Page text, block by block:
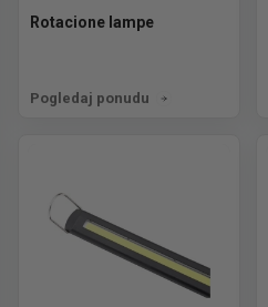
Rotacione lampe
Pogledaj ponudu